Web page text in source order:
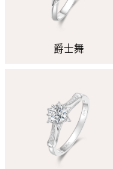
爵士舞